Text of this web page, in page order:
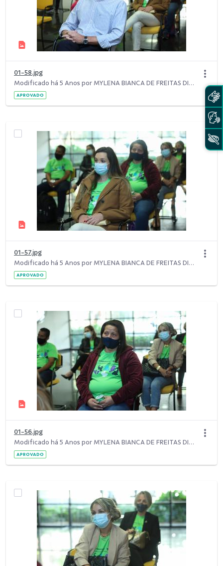
01-58.jpg
Modificado há 5 Anos por MYLENA BIANCA DE FREITAS DIAS.
APROVADO
01-57.jpg
Modificado há 5 Anos por MYLENA BIANCA DE FREITAS DIAS.
APROVADO
01-56.jpg
Modificado há 5 Anos por MYLENA BIANCA DE FREITAS DIAS.
APROVADO